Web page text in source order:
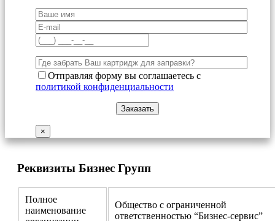
Отправляя форму вы соглашаетесь с
политикой конфиденциальности
×
Реквизиты Бизнес Групп
Полное
наименование
Общество с ограниченной
ответственностью “Бизнес-сервис”